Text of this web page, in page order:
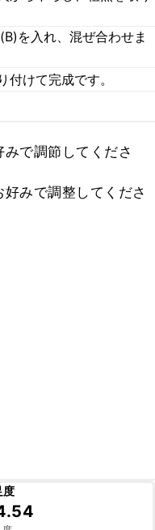
を入れ、混ぜ合わせま
けて完成です。
で調節してくださ
みで調整してくださ
度